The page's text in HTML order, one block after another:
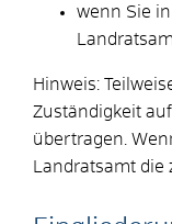
wenn Sie
Hinweis:
Zuständigkeit
übertragen.
Landratsamt